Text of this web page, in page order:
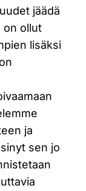
jäädä
on ollut
lisäksi
ja
sen jo